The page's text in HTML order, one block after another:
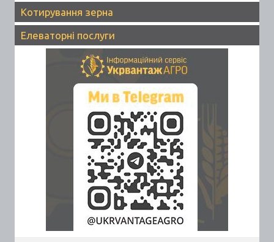
Котирування зерна
Елеваторні послуги